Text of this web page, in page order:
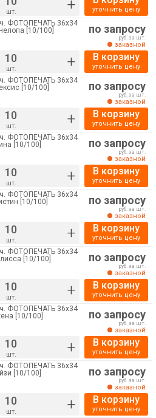
шт. + уточнить цену
ФОТОПЕЧАТЬ 36х34
[10/100]
шт. +
по запросу
руб. за шт.
заказной
В корзину
уточнить цену
ФОТОПЕЧАТЬ 36х34
[10/100]
шт. +
по запросу
руб. за шт.
заказной
В корзину
уточнить цену
ФОТОПЕЧАТЬ 36х34
[10/100]
шт. +
по запросу
руб. за шт.
заказной
В корзину
уточнить цену
ФОТОПЕЧАТЬ 36х34
[10/100]
шт. +
по запросу
руб. за шт.
заказной
В корзину
уточнить цену
ФОТОПЕЧАТЬ 36х34
[10/100]
шт. +
по запросу
руб. за шт.
заказной
В корзину
уточнить цену
ФОТОПЕЧАТЬ 36х34
[10/100]
шт. +
по запросу
руб. за шт.
заказной
В корзину
уточнить цену
ФОТОПЕЧАТЬ 36х34
[10/100]
шт. +
по запросу
руб. за шт.
заказной
В корзину
уточнить цену